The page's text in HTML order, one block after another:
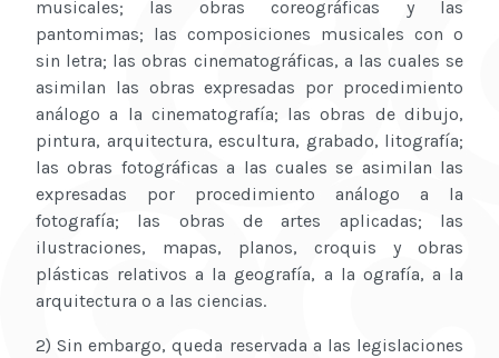
musicales; las obras coreográficas y las
pantomimas; las composiciones musicales con o
sin letra; las obras cinematográficas, a las cuales se
asimilan las obras expresadas por procedimiento
análogo a la cinematografía; las obras de dibujo,
pintura, arquitectura, escultura, grabado, litografía;
las obras fotográficas a las cuales se asimilan las
expresadas por procedimiento análogo a la
fotografía; las obras de artes aplicadas; las
ilustraciones, mapas, planos, croquis y obras
plásticas relativos a la geografía, a la ografía, a la
arquitectura o a las ciencias.
2) Sin embargo, queda reservada a las legislaciones